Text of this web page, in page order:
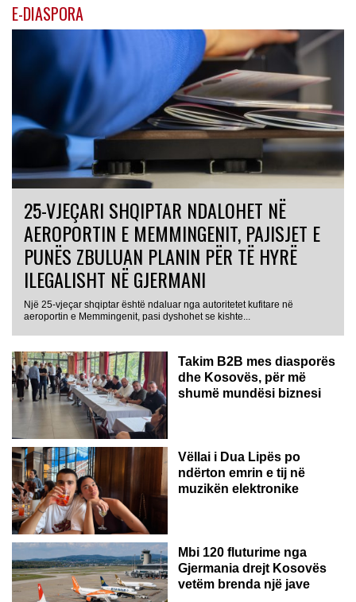
E-DIASPORA
25-VJEÇARI SHQIPTAR NDALOHET NË
AEROPORTIN E MEMMINGENIT, PAJISJET E
PUNËS ZBULUAN PLANIN PËR TË HYRË
ILEGALISHT NË GJERMANI
Një 25-vjeçar shqiptar është ndaluar nga autoritetet kufitare në
aeroportin e Memmingenit, pasi dyshohet se kishte...
Takim B2B mes diasporës
dhe Kosovës, për më
shumë mundësi biznesi
Vëllai i Dua Lipës po
ndërton emrin e tij në
muzikën elektronike
GJERMANI
Mbi 120 fluturime nga
Gjermania drejt Kosovës
vetëm brenda një jave